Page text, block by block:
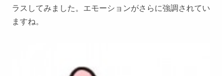
ラスしてみました。エモーションがさらに強調されてい
ますね。